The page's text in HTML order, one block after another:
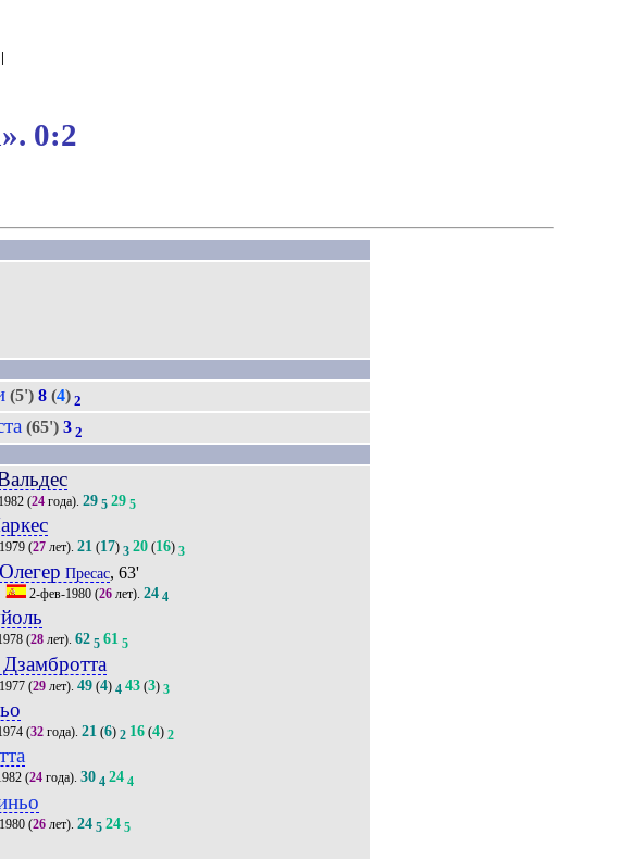
|
0:2
(5')8 (4) 2
(65')3 2
(24 года).29 5 29 5
(27 лет).21 (17) 3 20 (16) 3
Олегер Пресас, 63'
2-фев-1980(26лет). 24 4
(28 лет).62 5 61 5
Дзамбротта
(29 лет).49 (4) 4 43 (3) 3
(32 года).21 (6) 2 16 (4) 2
(24 года).30 4 24 4
(26 лет).24 5 24 5